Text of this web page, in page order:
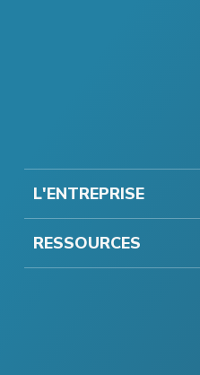
L'ENTREPRISE
RESSOURCES